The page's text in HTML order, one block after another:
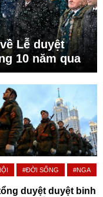
Lễ duyệt
10 năm qua
#ĐỜI SỐNG #NGA
duyệt duyệt binh